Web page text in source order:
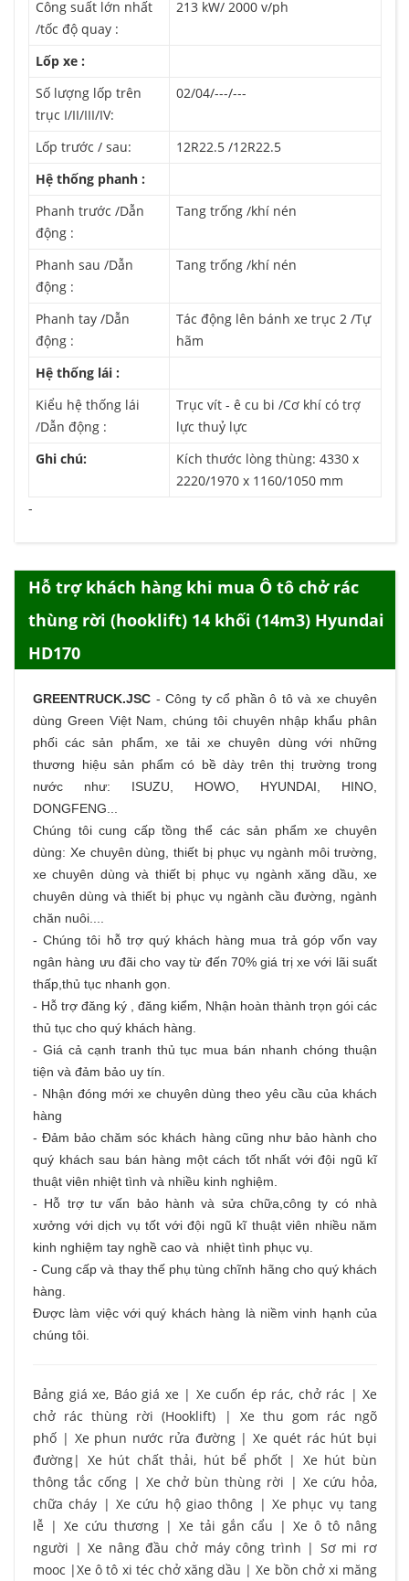
Công suất lớn nhất
/tốc độ quay :
213 kW/ 2000 v/ph
Lốp xe :
Số lượng lốp trên
trục I/II/III/IV:
02/04/---/---
Lốp trước / sau:
12R22.5 /12R22.5
Hệ thống phanh :
Phanh trước /Dẫn
động :
Tang trống /khí nén
Phanh sau /Dẫn
động :
Tang trống /khí nén
Phanh tay /Dẫn
động :
Tác động lên bánh xe trục 2 /Tự
hãm
Hệ thống lái :
Kiểu hệ thống lái
/Dẫn động :
Trục vít - ê cu bi /Cơ khí có trợ
lực thuỷ lực
Ghi chú:
Kích thước lòng thùng: 4330 x
2220/1970 x 1160/1050 mm
-
Hỗ trợ khách hàng khi mua Ô tô chở rác
thùng rời (hooklift) 14 khối (14m3) Hyundai
HD170
GREENTRUCK.JSC - Công ty cổ phần ô tô và xe chuyên
dùng Green Việt Nam, chúng tôi chuyên nhập khẩu phân
phối các sản phẩm, xe tải xe chuyên dùng với những
thương hiệu sản phẩm có bề dày trên thị trường trong
nước như: ISUZU, HOWO, HYUNDAI, HINO,
DONGFENG...
Chúng tôi cung cấp tồng thể các sản phẩmxe chuyên
dùng: Xe chuyên dùng, thiết bị phục vụ ngành môi trường,
xe chuyên dùng và thiết bị phục vụ ngành xăng dầu, xe
chuyên dùng và thiết bị phục vụ ngành cầu đường, ngành
chăn nuôi....
- Chúng tôi hỗ trợ quý khách hàng mua trả gópvốn vay
ngân hàng ưu đãi cho vay từ đến 70% giá trị xe với lãi suất
thấp,thủ tục nhanh gọn.
- Hỗ trợ đăng ký , đăng kiểm, Nhận hoàn thành trọn gói các
thủ tục cho quý khách hàng.
- Giá cả cạnh tranh thủ tục mua bán nhanh chóng thuận
tiện và đảm bảo uy tín.
- Nhận đóng mới xe chuyên dùng theo yêu cầu của khách
hàng
- Đảm bảo chăm sóc khách hàng cũng như bảo hành cho
quý khách sau bán hàng một cách tốt nhất với đội ngũ kĩ
thuật viên nhiệt tình và nhiều kinh nghiệm.
- Hỗ trợ tư vấn bảo hành và sửa chữa,công ty có nhà
xưởng với dịch vụ tốt với đội ngũ kĩ thuật viên nhiều năm
kinh nghiệm tay nghề cao và nhiệt tình phục vụ.
- Cung cấp và thay thế phụ tùng chĩnh hãng cho quý khách
hàng.
Được làm việc với quý khách hàng là niềm vinh hạnh của
chúng tôi.
Bảng giá xe, Báo giá xe | Xe cuốn ép rác, chở rác | Xe
chở rác thùng rời (Hooklift) | Xe thu gom rác ngõ
phố | Xe phun nước rửa đường| Xe quét rác hút bụi
đường| Xe hút chất thải, hút bể phốt| Xe hút bùn
thông tắc cống | Xe chở bùn thùng rời | Xe cứu hỏa,
chữa cháy |Xe cứu hộ giao thông |Xe phục vụ tang
lễ | Xe cứu thương | Xe tải gắn cẩu | Xe ô tô nâng
người |Xe nâng đầu chở máy công trình | Sơ mi rơ
mooc |Xe ô tô xi téc chở xăng dầu |Xe bồn chở xi măng